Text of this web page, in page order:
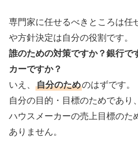
専門家に任せるべきところは任
や方針決定は自分の役割です。
誰のための対策ですか？銀行で
カーですか？
いえ、 自分のためのはずです。
自分の目的・目標のためであり
ハウスメーカーの売上目標のた
ありません。